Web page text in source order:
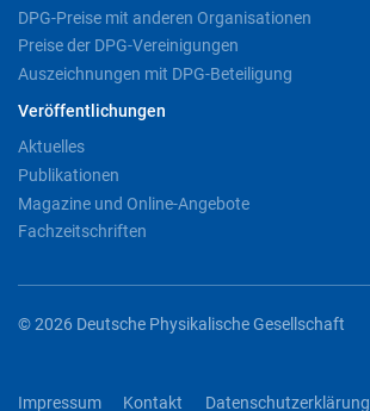
DPG-Preise mit anderen Organisationen
Preise der DPG-Vereinigungen
Auszeichnungen mit DPG-Beteiligung
Veröffentlichungen
Aktuelles
Publikationen
Magazine und Online-Angebote
Fachzeitschriften
© 2026 Deutsche Physikalische Gesellschaft
Impressum Kontakt Datenschutzerklärung